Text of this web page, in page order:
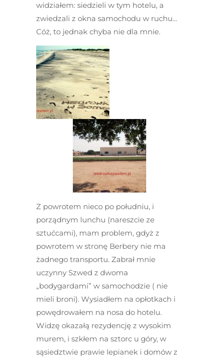
widziałem: siedzieli w tym hotelu, a
zwiedzali z okna samochodu w ruchu…
Cóż, to jednak chyba nie dla mnie.
Z powrotem nieco po południu, i
porządnym lunchu (nareszcie ze
sztućcami), mam problem, gdyż z
powrotem w stronę Berbery nie ma
żadnego transportu. Zabrał mnie
uczynny Szwed z dwoma
„bodygardami” w samochodzie ( nie
mieli broni). Wysiadłem na opłotkach i
powędrowałem na nosa do hotelu.
Widzę okazałą rezydencję z wysokim
murem, i szkłem na sztorc u góry, w
sąsiedztwie prawie lepianek i domów z